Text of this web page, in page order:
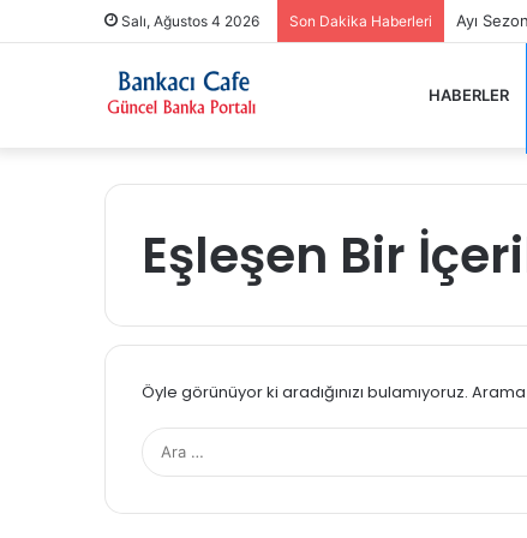
Salı, Ağustos 4 2026 Son Dakika Haberleri Ayı
HABERLER
Eşleşen Bir
Öyle görünüyor ki aradığınızı bulamıyoruz.